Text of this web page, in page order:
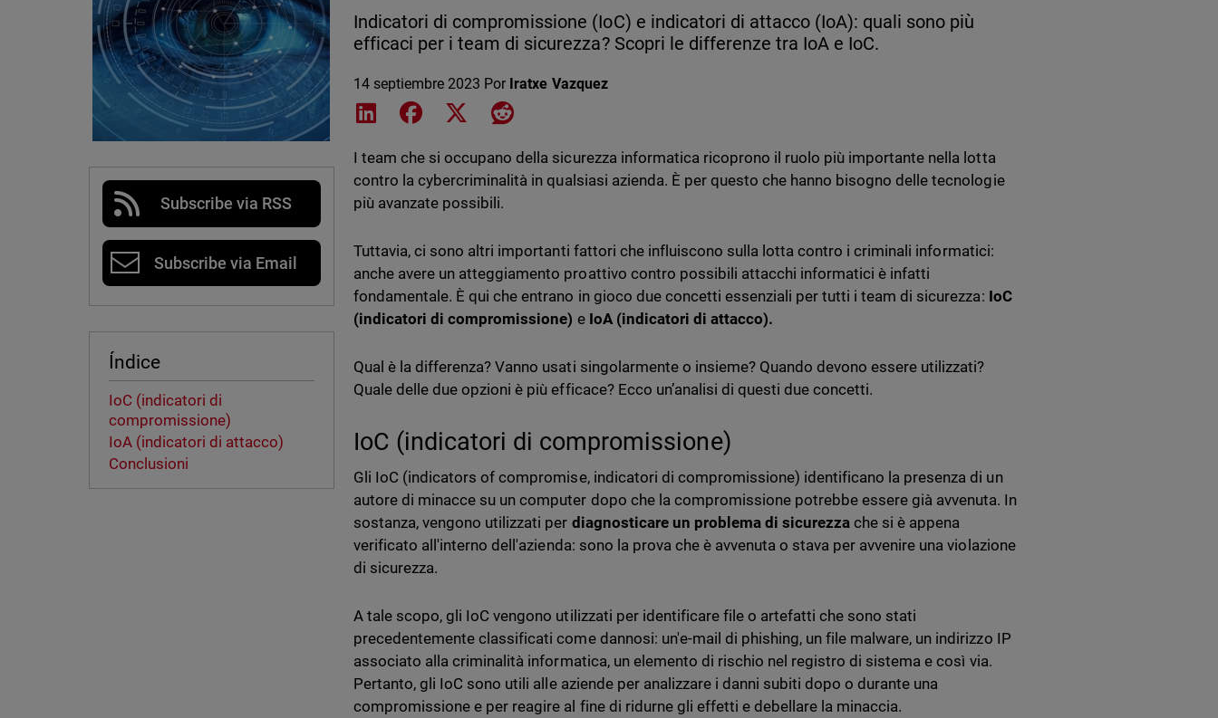
Subscribe via RSS
Subscribe via Email
Índice
IoC (indicatori di
compromissione)
IoA (indicatori di attacco)
Conclusioni
Indicatori di compromissione (IoC) e indicatori di attacco (IoA): quali sono più
efficaci per i team di sicurezza? Scopri le differenze tra IoA e IoC.
14 septiembre 2023 Por Iratxe Vazquez
Share on LinkedIn
Share on Facebook
Share on XShare on Reddit
I team che si occupano della sicurezza informatica ricoprono il ruolo più importante nella lotta
contro la cybercriminalità in qualsiasi azienda. È per questo che hanno bisogno delle tecnologie
più avanzate possibili.
Tuttavia, ci sono altri importanti fattori che influiscono sulla lotta contro i criminali informatici:
anche avere un atteggiamento proattivo contro possibili attacchi informatici è infatti
fondamentale. È qui che entrano in gioco due concetti essenziali per tutti i team di sicurezza: IoC
(indicatori di compromissione) eIoA (indicatori di attacco).
Qual è la differenza? Vanno usati singolarmente o insieme? Quando devono essere utilizzati?
Quale delle due opzioni è più efficace? Ecco un’analisi di questi due concetti.
IoC (indicatori di compromissione)
Gli IoC (indicators of compromise, indicatori di compromissione) identificano la presenza di un
autore di minacce su un computer dopo che la compromissione potrebbe essere già avvenuta. In
sostanza, vengono utilizzati per diagnosticare un problema di sicurezza che si è appena
verificato all'interno dell'azienda: sono la prova che è avvenuta o stava per avvenire una violazione
di sicurezza.
A tale scopo, gli IoC vengono utilizzati per identificare file o artefatti che sono stati
precedentemente classificati come dannosi: un'e-mail di phishing, un file malware, un indirizzo IP
associato alla criminalità informatica, un elemento di rischio nel registro di sistema e così via.
Pertanto, gli IoC sono utili alle aziende per analizzare i danni subiti dopo o durante una
compromissione e per reagire al fine di ridurne gli effetti e debellare la minaccia.